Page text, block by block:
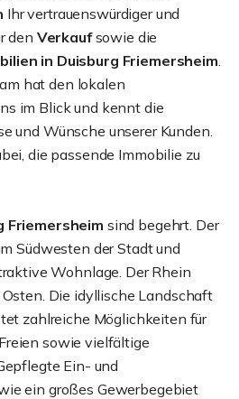
Ihr vertrauenswürdiger und
den Verkaufsowie die
in Duisburg Friemersheim.
hat den lokalen
im Blick und kennt die
und Wünsche unserer Kunden.
die passende Immobilie zu
Friemersheim sind begehrt. Der
Südwesten der Stadt und
Wohnlage. Der Rhein
Die idyllische Landschaft
zahlreiche Möglichkeiten für
sowie vielfältige
Ein- und
ein großes Gewerbegebiet